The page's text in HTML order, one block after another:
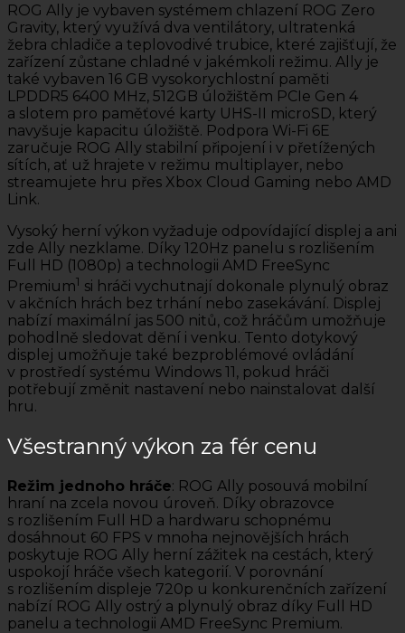
ROG Ally je vybaven systémem chlazení ROG Zero
Gravity, který využívá dva ventilátory, ultratenká
žebra chladiče a teplovodivé trubice, které zajišťují, že
zařízení zůstane chladné v jakémkoli režimu. Ally je
také vybaven 16 GB vysokorychlostní paměti
LPDDR5 6400 MHz, 512GB úložištěm PCIe Gen 4
a slotem pro paměťové karty UHS-II microSD, který
navyšuje kapacitu úložiště. Podpora Wi-Fi 6E
zaručuje ROG Ally stabilní připojení i v přetížených
sítích, ať už hrajete v režimu multiplayer, nebo
streamujete hru přes Xbox Cloud Gaming nebo AMD
Link.
Vysoký herní výkon vyžaduje odpovídající displej a ani
zde Ally nezklame. Díky 120Hz panelu s rozlišením
Full HD (1080p) a technologii AMD FreeSync
Premium1 si hráči vychutnají dokonale plynulý obraz
v akčních hrách bez trhání nebo zasekávání. Displej
nabízí maximální jas 500 nitů, což hráčům umožňuje
pohodlně sledovat dění i venku. Tento dotykový
displej umožňuje také bezproblémové ovládání
v prostředí systému Windows 11, pokud hráči
potřebují změnit nastavení nebo nainstalovat další
hru.
Všestranný výkon za fér cenu
Režim jednoho hráče: ROG Ally posouvá mobilní
hraní na zcela novou úroveň. Díky obrazovce
s rozlišením Full HD a hardwaru schopnému
dosáhnout 60 FPS v mnoha nejnovějších hrách
poskytuje ROG Ally herní zážitek na cestách, který
uspokojí hráče všech kategorií. V porovnání
s rozlišením displeje 720p u konkurenčních zařízení
nabízí ROG Ally ostrý a plynulý obraz díky Full HD
panelu a technologii AMD FreeSync Premium.